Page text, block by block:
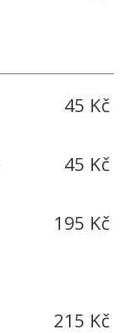
45 Kč
45 Kč
195 Kč
215 Kč